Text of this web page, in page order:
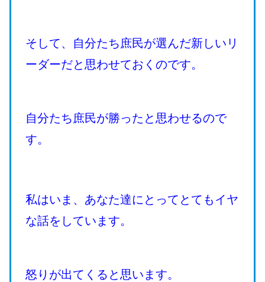
そして、自分たち庶民が選んだ新しいリ
ーダーだと思わせておくのです。
自分たち庶民が勝ったと思わせるので
す。
私はいま、あなた達にとってとてもイヤ
な話をしています。
怒りが出てくると思います。